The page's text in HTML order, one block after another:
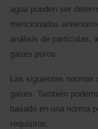
agua pueden ser
mencionados
análisis de partículas,
gases puros.
Las siguientes normas
gases. También
basado en una norma
requisitos.